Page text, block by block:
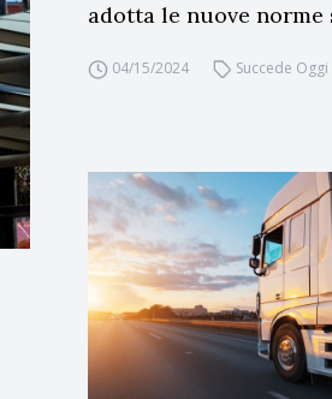
adotta le nuove
04/15/2024 Succede Oggi